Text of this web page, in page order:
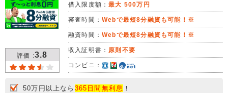
評価 :3.8
借入限度額：最大 500万円
審査時間： Webで最短8分融資も可能！※
融資時間： Webで最短8分融資も可能！※
収入証明書： 原則不要
コンビニ：
50万円以上なら 365日間無利息 ！